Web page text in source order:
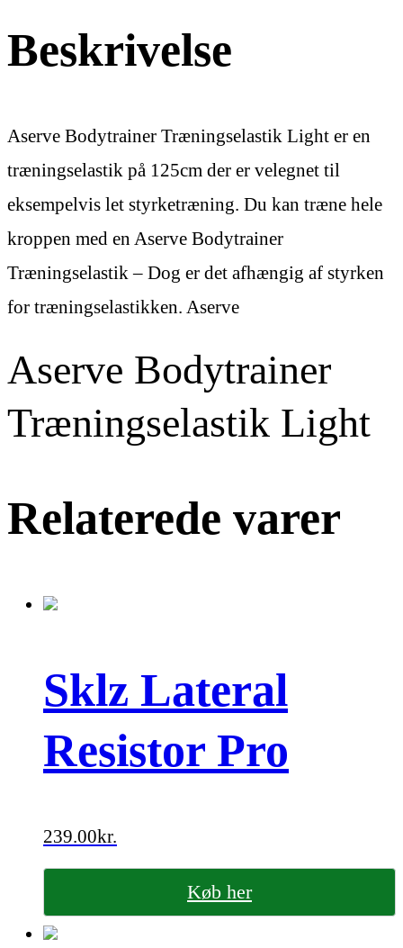
Beskrivelse
Aserve Bodytrainer Træningselastik Light er en
træningselastik på 125cm der er velegnet til
eksempelvis let styrketræning. Du kan træne hele
kroppen med en Aserve Bodytrainer
Træningselastik – Dog er det afhængig af styrken
for træningselastikken. Aserve
Aserve Bodytrainer
Træningselastik Light
Relaterede varer
Sklz Lateral
Resistor Pro
239.00kr.
Køb her